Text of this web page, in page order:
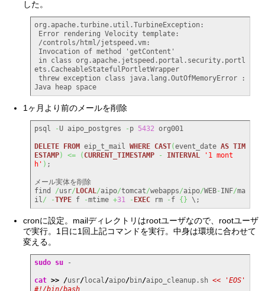
した。
org.apache.turbine.util.TurbineException:
ets.CacheableStatefulPortletWrapper
Java heap space
1ヶ月より前のメールを削除
psql - U aipo_postgres - p 5432 org001
DELETE FROM eip_t_mail WHERE CAST(event_date AS TIM
ESTAMP) <= ( CURRENT_TIMESTAMP - INTERVAL
'1 mont
h' ) ;
メール実体を削除
find /usr/LOCAL /aipo/tomcat/webapps/aipo/WEB- INF/ma
il / -TYPE f -mtime +31 - EXEC rm - f {} \;
cronに設定。mailディレクトリはrootユーザなので、rootユーザ
で実行。1日に1回上記コマンドを実行。中身は環境に合わせて
変える。
sudo su -
cat >> /usr/local /aipo/bin/aipo_cleanup.sh << 'EOS'
#!/bin/bash